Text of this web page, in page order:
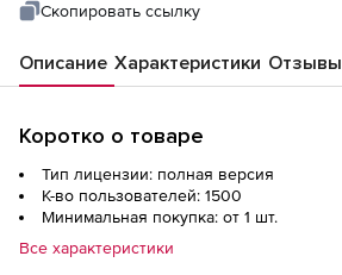
Скопировать ссылку
Описание Характеристики Отзывы
Коротко о товаре
Тип лицензии: полная версия
К-во пользователей: 1500
Минимальная покупка: от 1 шт.
Все характеристики